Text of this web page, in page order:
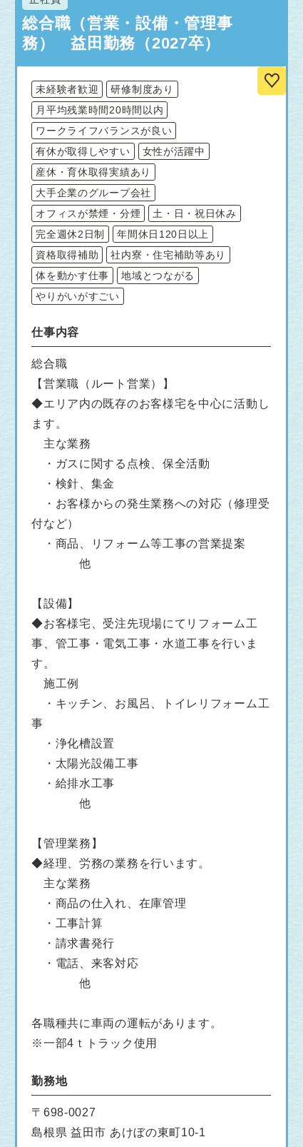
総合職（営業・設備・管理事
務） 益田勤務（2027卒）
未経験者歓迎
研修制度あり
月平均残業時間20時間以内
ワークライフバランスが良い
有休が取得しやすい
女性が活躍中
産休・育休取得実績あり
大手企業のグループ会社
オフィスが禁煙・分煙
土・日・祝日休み
完全週休2日制
年間休日120日以上
資格取得補助
社内寮・住宅補助等あり
体を動かす仕事
地域とつながる
やりがいがすごい
仕事内容
総合職
【営業職（ルート営業）】
◆エリア内の既存のお客様宅を中心に活動し
ます。
主な業務
・ガスに関する点検、保全活動
・検針、集金
・お客様からの発生業務への対応（修理受
付など）
・商品、リフォーム等工事の営業提案
他
【設備】
◆お客様宅、受注先現場にてリフォーム工
事、管工事・電気工事・水道工事を行いま
す。
施工例
・キッチン、お風呂、トイレリフォーム工
事
・浄化槽設置
・太陽光設備工事
・給排水工事
他
【管理業務】
◆経理、労務の業務を行います。
主な業務
・商品の仕入れ、在庫管理
・工事計算
・請求書発行
・電話、来客対応
他
各職種共に車両の運転があります。
※一部4ｔトラック使用
勤務地
〒698-0027
島根県 益田市 あけぼの東町10-1